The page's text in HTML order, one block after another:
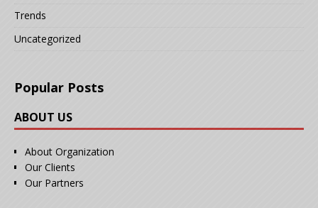
Trends
Uncategorized
Popular Posts
ABOUT US
About Organization
Our Clients
Our Partners